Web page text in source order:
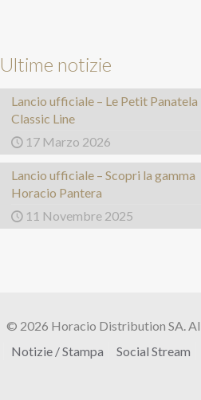
Ultime notizie
Lancio ufficiale – Le Petit Panatela
Classic Line
17 Marzo 2026
Lancio ufficiale – Scopri la gamma
Horacio Pantera
11 Novembre 2025
© 2026 Horacio Distribution SA.
Notizie / Stampa Social Stream